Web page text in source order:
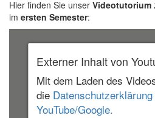
Hier finden Sie unser Videotutorium
im ersten Semester:
Externer Inhalt von
Mit dem Laden des
die
YouTube/Google.